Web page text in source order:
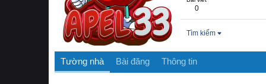
0
Tìm kiếm
Tường nhà Bài đăng Thông tin